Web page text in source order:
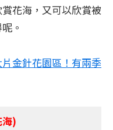
花海，又可以欣賞被
。
金針花園區！有兩季
)